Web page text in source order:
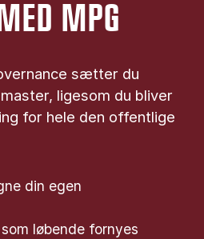
MPG
sætter du
ligesom du bliver
for hele den offentlige
din egen
løbende fornyes